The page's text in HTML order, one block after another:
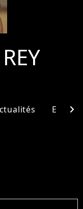
chevron_right